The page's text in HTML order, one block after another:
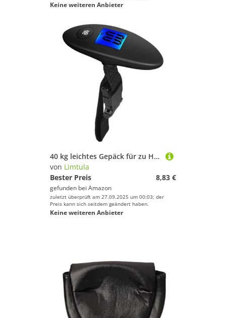
Keine weiteren Anbieter
40 kg leichtes Gepäck für zu Hause mit robuster und klarer Konstruktion, Gerät zum Wiegen des Hauses mit LCD-Abschirmung, Wiegen des digitalen Koffers, Schwarz , Mass Beauty
von Limtula
Bester Preis
8,83 €
gefunden bei Amazon
zuletzt überprüft am 27.09.2025 um 00:03; der
Preis kann sich seitdem geändert haben.
Keine weiteren Anbieter